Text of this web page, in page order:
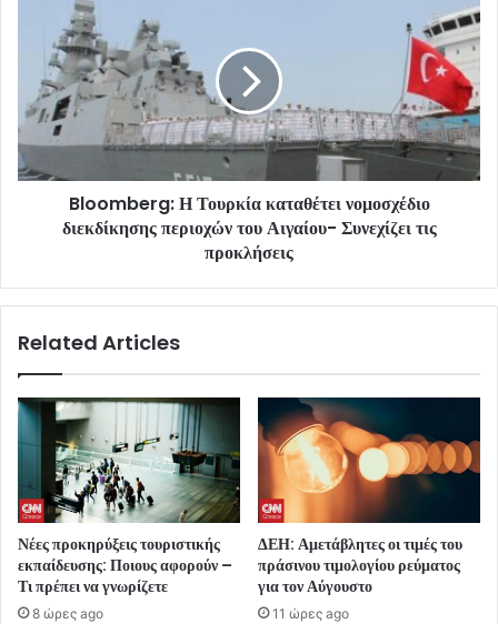
Bloomberg: Η Τουρκία καταθέτει νομοσχέδιο
διεκδίκησης περιοχών του Αιγαίου- Συνεχίζει τις
προκλήσεις
Related Articles
Νέες προκηρύξεις τουριστικής
εκπαίδευσης: Ποιους αφορούν –
Τι πρέπει να γνωρίζετε
8 ώρες ago
ΔΕΗ: Αμετάβλητες οι τιμές του
πράσινου τιμολογίου ρεύματος
για τον Αύγουστο
11 ώρες ago